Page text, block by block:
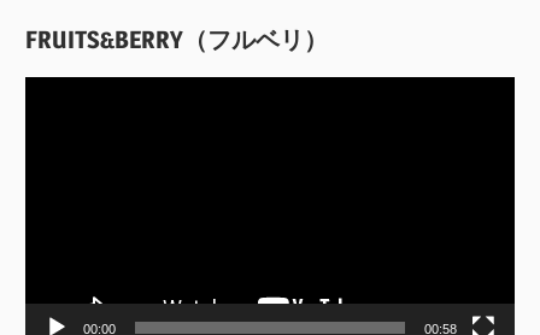
FRUITS&BERRY（フルベリ）
ー
00:00 00:58